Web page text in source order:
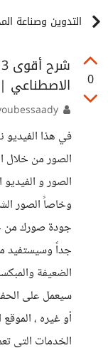
التدوين وصناعة
0
الاصطناعي
الصور من خلال
الصور و
وخاصاً الصور
جودة صورك من
جداً وسيستفيد
الضعيفة
سيعمل على
أو غيره ،
الخدمات التي